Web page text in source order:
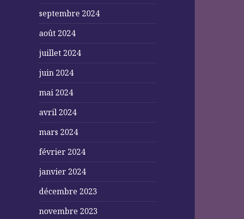
septembre 2024
août 2024
juillet 2024
juin 2024
mai 2024
avril 2024
mars 2024
février 2024
janvier 2024
décembre 2023
novembre 2023